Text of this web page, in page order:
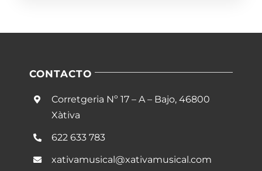
CONTACTO
Corretgeria Nº 17 – A – Bajo, 46800
Xàtiva
622 633 783
xativamusical@xativamusical.com